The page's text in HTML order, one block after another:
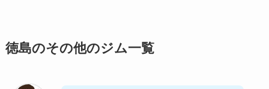
徳島のその他のジム一覧